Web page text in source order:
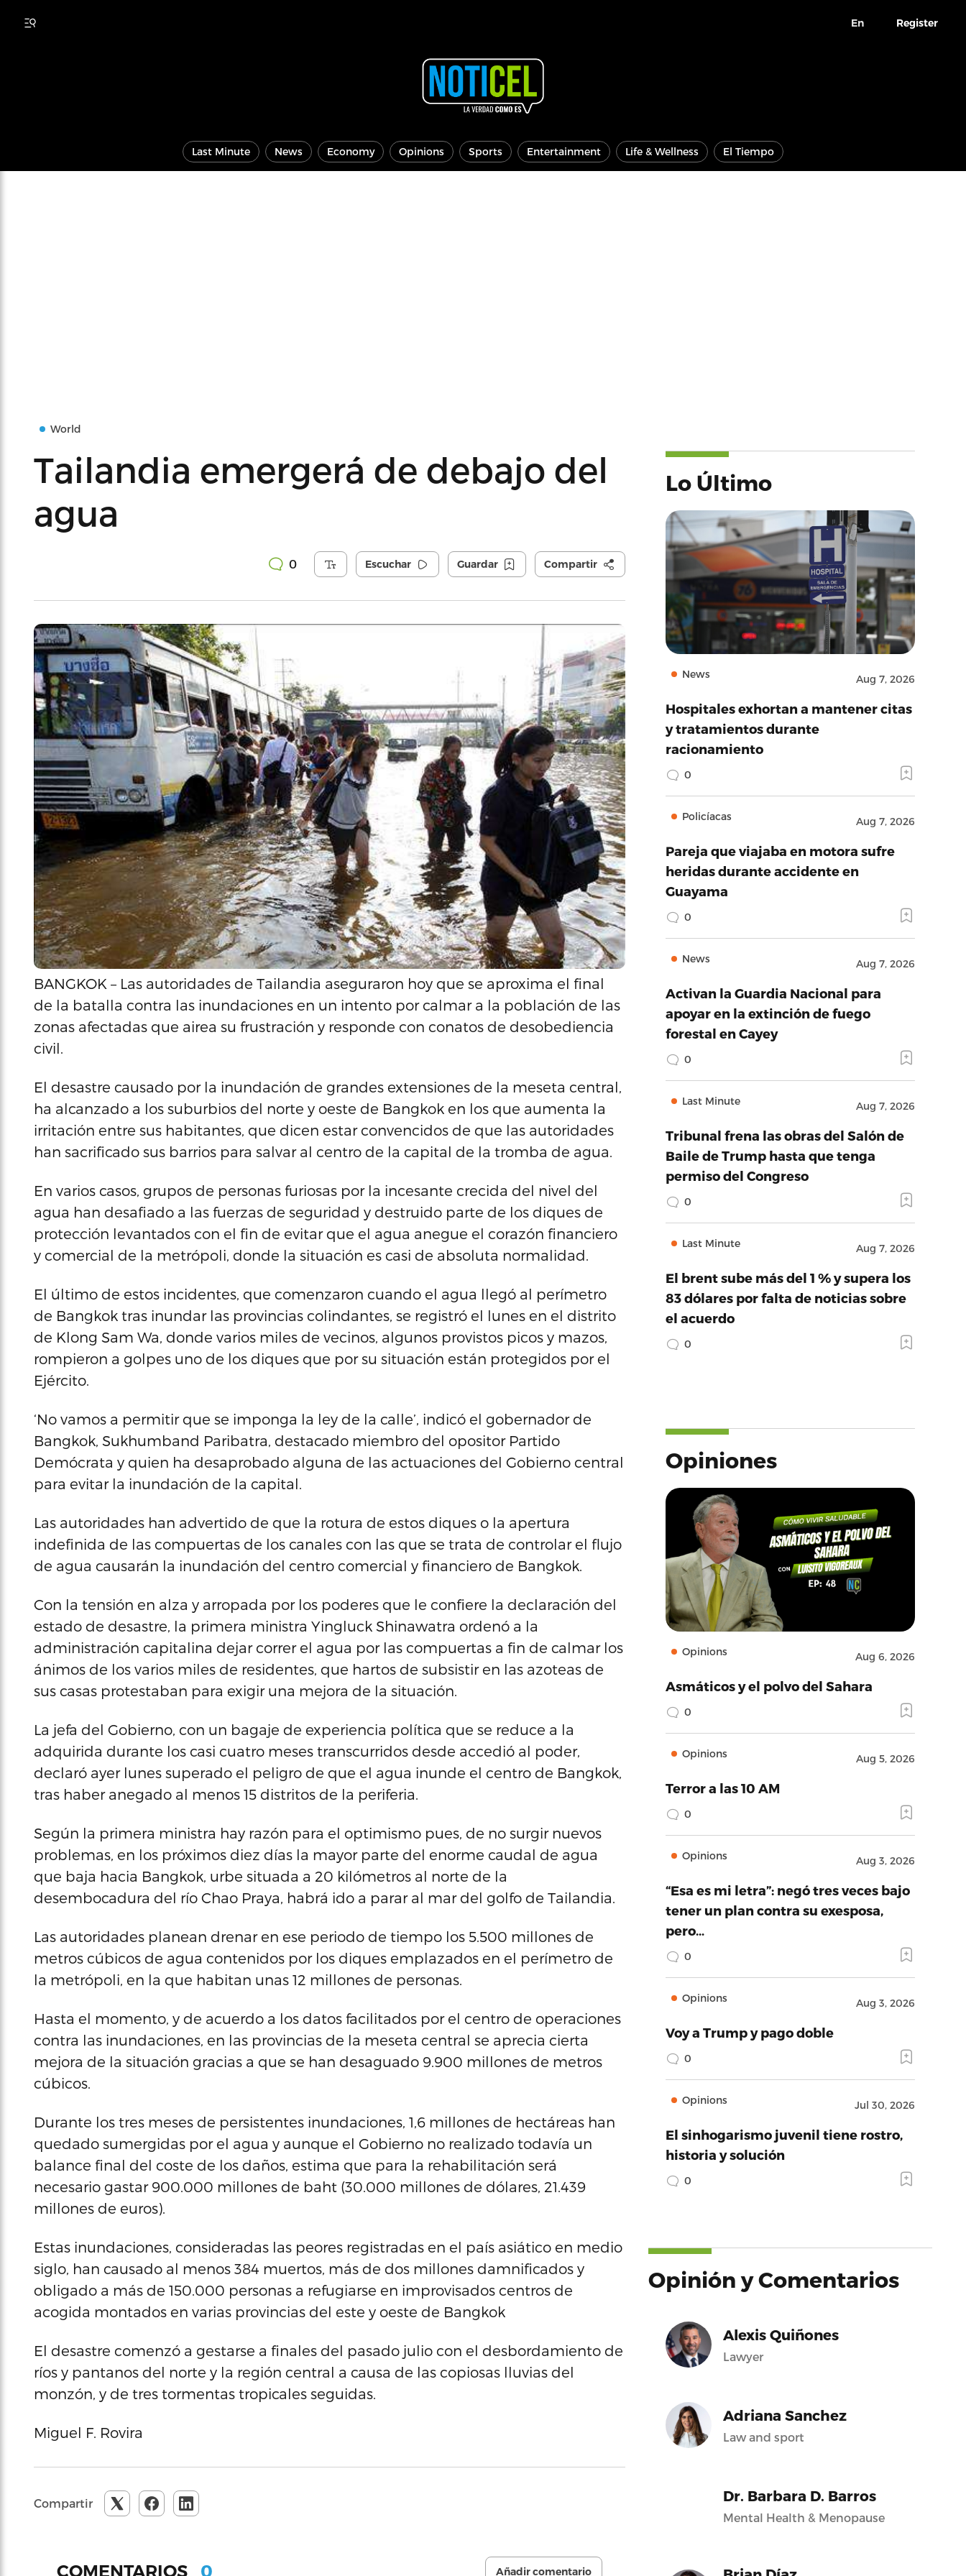
En Register
Last Minute News Economy Opinions Sports Entertainment Life & Wellness El Tiempo
World
Tailandia emergerá de debajo del
agua
0 Escuchar Guardar Compartir
BANGKOK – Las autoridades de Tailandia aseguraron hoy que se aproxima el final
de la batalla contra las inundaciones en un intento por calmar a la población de las
zonas afectadas que airea su frustración y responde con conatos de desobediencia
civil.
El desastre causado por la inundación de grandes extensiones de la meseta central,
ha alcanzado a los suburbios del norte y oeste de Bangkok en los que aumenta la
irritación entre sus habitantes, que dicen estar convencidos de que las autoridades
han sacrificado sus barrios para salvar al centro de la capital de la tromba de agua.
En varios casos, grupos de personas furiosas por la incesante crecida del nivel del
agua han desafiado a las fuerzas de seguridad y destruido parte de los diques de
protección levantados con el fin de evitar que el agua anegue el corazón financiero
y comercial de la metrópoli, donde la situación es casi de absoluta normalidad.
El último de estos incidentes, que comenzaron cuando el agua llegó al perímetro
de Bangkok tras inundar las provincias colindantes, se registró el lunes en el distrito
de Klong Sam Wa, donde varios miles de vecinos, algunos provistos picos y mazos,
rompieron a golpes uno de los diques que por su situación están protegidos por el
Ejército.
‘No vamos a permitir que se imponga la ley de la calle’, indicó el gobernador de
Bangkok, Sukhumband Paribatra, destacado miembro del opositor Partido
Demócrata y quien ha desaprobado alguna de las actuaciones del Gobierno central
para evitar la inundación de la capital.
Las autoridades han advertido de que la rotura de estos diques o la apertura
indefinida de las compuertas de los canales con las que se trata de controlar el flujo
de agua causarán la inundación del centro comercial y financiero de Bangkok.
Con la tensión en alza y arropada por los poderes que le confiere la declaración del
estado de desastre, la primera ministra Yingluck Shinawatra ordenó a la
administración capitalina dejar correr el agua por las compuertas a fin de calmar los
ánimos de los varios miles de residentes, que hartos de subsistir en las azoteas de
sus casas protestaban para exigir una mejora de la situación.
La jefa del Gobierno, con un bagaje de experiencia política que se reduce a la
adquirida durante los casi cuatro meses transcurridos desde accedió al poder,
declaró ayer lunes superado el peligro de que el agua inunde el centro de Bangkok,
tras haber anegado al menos 15 distritos de la periferia.
Según la primera ministra hay razón para el optimismo pues, de no surgir nuevos
problemas, en los próximos diez días la mayor parte del enorme caudal de agua
que baja hacia Bangkok, urbe situada a 20 kilómetros al norte de la
desembocadura del río Chao Praya, habrá ido a parar al mar del golfo de Tailandia.
Las autoridades planean drenar en ese periodo de tiempo los 5.500 millones de
metros cúbicos de agua contenidos por los diques emplazados en el perímetro de
la metrópoli, en la que habitan unas 12 millones de personas.
Hasta el momento, y de acuerdo a los datos facilitados por el centro de operaciones
contra las inundaciones, en las provincias de la meseta central se aprecia cierta
mejora de la situación gracias a que se han desaguado 9.900 millones de metros
cúbicos.
Durante los tres meses de persistentes inundaciones, 1,6 millones de hectáreas han
quedado sumergidas por el agua y aunque el Gobierno no realizado todavía un
balance final del coste de los daños, estima que para la rehabilitación será
necesario gastar 900.000 millones de baht (30.000 millones de dólares, 21.439
millones de euros).
Estas inundaciones, consideradas las peores registradas en el país asiático en medio
siglo, han causado al menos 384 muertos, más de dos millones damnificados y
obligado a más de 150.000 personas a refugiarse en improvisados centros de
acogida montados en varias provincias del este y oeste de Bangkok
El desastre comenzó a gestarse a finales del pasado julio con el desbordamiento de
ríos y pantanos del norte y la región central a causa de las copiosas lluvias del
monzón, y de tres tormentas tropicales seguidas.
Miguel F. Rovira
Compartir
COMENTARIOS 0 Añadir comentario
Lo Último
News Aug 7, 2026
Hospitales exhortan a mantener citas
y tratamientos durante
racionamiento
0
Policíacas Aug 7, 2026
Pareja que viajaba en motora sufre
heridas durante accidente en
Guayama
0
News Aug 7, 2026
Activan la Guardia Nacional para
apoyar en la extinción de fuego
forestal en Cayey
0
Last Minute Aug 7, 2026
Tribunal frena las obras del Salón de
Baile de Trump hasta que tenga
permiso del Congreso
0
Last Minute Aug 7, 2026
El brent sube más del 1 % y supera los
83 dólares por falta de noticias sobre
el acuerdo
0
Opiniones
Opinions Aug 6, 2026
Asmáticos y el polvo del Sahara
0
Opinions Aug 5, 2026
Terror a las 10 AM
0
Opinions Aug 3, 2026
“Esa es mi letra”: negó tres veces bajo
tener un plan contra su exesposa,
pero…
0
Opinions Aug 3, 2026
Voy a Trump y pago doble
0
Opinions Jul 30, 2026
El sinhogarismo juvenil tiene rostro,
historia y solución
0
Opinión y Comentarios
Alexis Quiñones
Lawyer
Adriana Sanchez
Law and sport
Dr. Barbara D. Barros
Mental Health & Menopause